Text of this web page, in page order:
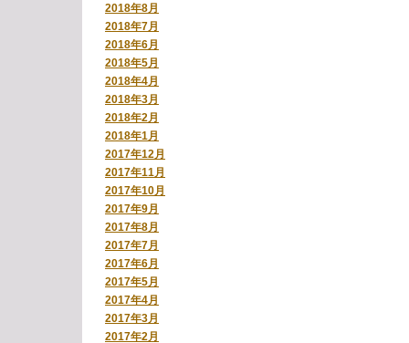
2018年8月
2018年7月
2018年6月
2018年5月
2018年4月
2018年3月
2018年2月
2018年1月
2017年12月
2017年11月
2017年10月
2017年9月
2017年8月
2017年7月
2017年6月
2017年5月
2017年4月
2017年3月
2017年2月